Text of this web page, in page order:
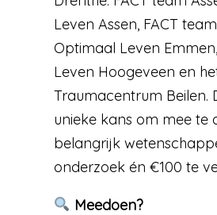
Leven Assen, FACT
Optimaal Leven
Leven Hoogeveen en
Traumacentrum Beilen.
unieke kans om mee te
belangrijk
onderzoek én €100 te
Meedoen?